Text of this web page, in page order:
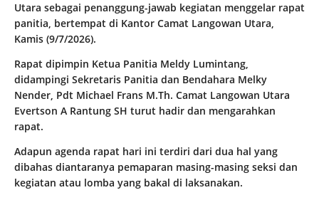
Utara sebagai penanggung-jawab kegiatan menggelar rapat
panitia, bertempat di Kantor Camat Langowan Utara,
Kamis (9/7/2026).
Rapat dipimpin Ketua Panitia Meldy Lumintang,
didampingi Sekretaris Panitia dan Bendahara Melky
Nender, Pdt Michael Frans M.Th. Camat Langowan Utara
Evertson A Rantung SH turut hadir dan mengarahkan
rapat.
Adapun agenda rapat hari ini terdiri dari dua hal yang
dibahas diantaranya pemaparan masing-masing seksi dan
kegiatan atau lomba yang bakal di laksanakan.